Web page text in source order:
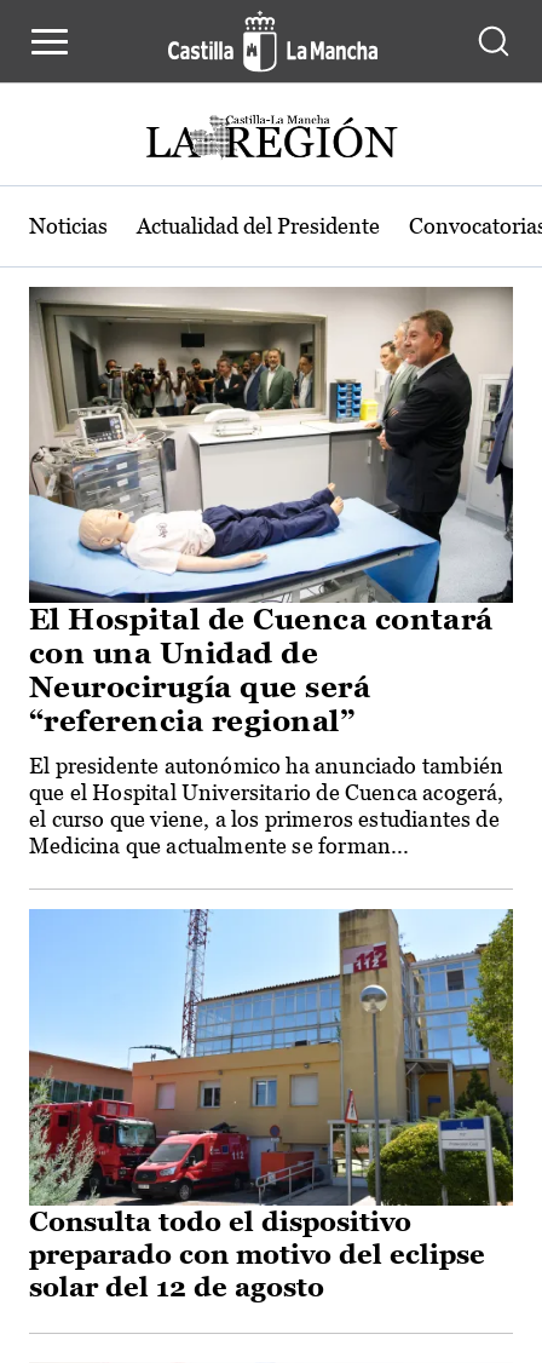
Actualidad de la región de Castilla-
Noticias Actualidad del Presidente
El Hospital de Cuenca contará
con una Unidad de
Neurocirugía que será
“referencia regional”
El presidente autonómico ha anunciado también
que el Hospital Universitario de Cuenca acogerá,
el curso que viene, a los primeros estudiantes de
Medicina que actualmente se forman...
Consulta todo el dispositivo
preparado con motivo del eclipse
solar del 12 de agosto